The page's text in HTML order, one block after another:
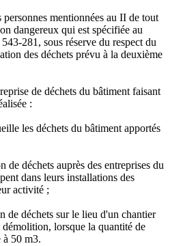
mentionnées au II de tout
dangereux qui est spécifiée au
281, sous réserve du respect du
des déchets prévu à la deuxième
de déchets du bâtiment faisant
:
les déchets du bâtiment apportés
de déchets auprès des entreprises du
dans leurs installations des
activité ;
de déchets sur le lieu d'un chantier
lorsque la quantité de
à 50 m3.